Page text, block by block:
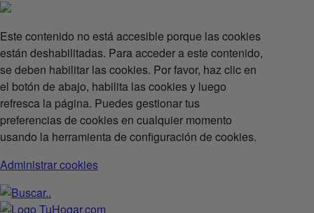
Este contenido no está accesible porque las cookies
están deshabilitadas. Para acceder a este contenido,
se deben habilitar las cookies. Por favor, haz clic en
el botón de abajo, habilita las cookies y luego
refresca la página. Puedes gestionar tus
preferencias de cookies en cualquier momento
usando la herramienta de configuración de cookies.
Administrar cookies